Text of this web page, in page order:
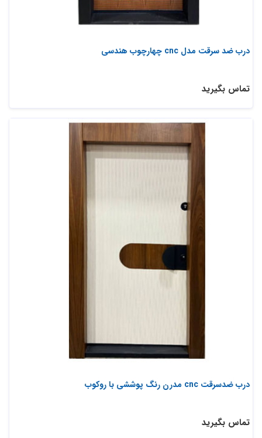
درب ضد سرقت مدل cnc چهارچوب هندسی
تماس بگیرید
درب ضدسرقت cnc مدرن رنگ پوششی با روکوب
تماس بگیرید